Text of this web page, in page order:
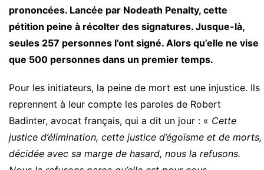
prononcées. Lancée par Nodeath Penalty, cette
pétition peine à récolter des signatures. Jusque-là,
seules 257 personnes l’ont signé. Alors qu’elle ne vise
que 500 personnes dans un premier temps.
Pour les initiateurs, la peine de mort est une injustice. Ils
reprennent à leur compte les paroles de Robert
Badinter, avocat français, qui a dit un jour : « Cette
justice d’élimination, cette justice d’égoïsme et de morts,
décidée avec sa marge de hasard, nous la refusons.